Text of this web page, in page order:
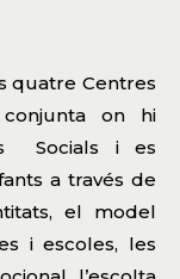
quatre Centres
on hi
Socials i es
a través de
el model
i escoles, les